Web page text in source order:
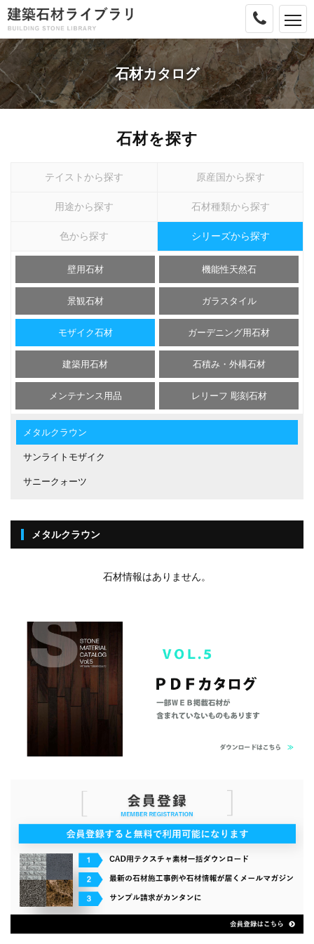
MENU
石材カタログ
石材を探す
テイストから探す 原産国から探す
用途から探す 石材種類から探す
色から探す シリーズから探す
壁用石材 機能性天然石
景観石材 ガラスタイル
モザイク石材 ガーデニング用石材
建築用石材 石積み・外構石材
メンテナンス用品 レリーフ 彫刻石材
メタルクラウン
サンライトモザイク
サニークォーツ
メタルクラウン
石材情報はありません。